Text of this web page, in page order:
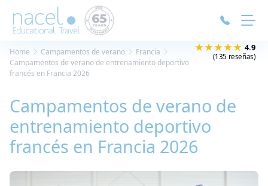
★★★★★ 4.9
(135 reseñas)
Home Campamentos de verano
Francia
Campamentos de verano de entrenamiento deportivo
francés en Francia 2026
Campamentos de verano de
entrenamiento deportivo
francés en Francia 2026
Panel de gestión de cookies